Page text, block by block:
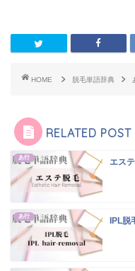
HOME 脱毛単語辞典
RELATED POST
あ行 エス
あ行 IPL脱